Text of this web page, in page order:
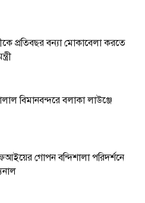
প্রতিবছর বন্যা মোকাবেলা করতে
বিমানবন্দরে বলাকা লাউঞ্জে
গোপন বন্দিশালা পরিদর্শনে